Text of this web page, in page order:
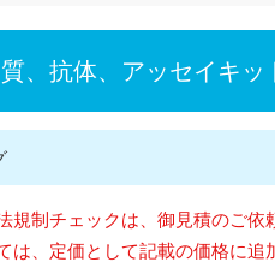
、抗体、アッセイキッ
規制チェックは、御見積のご依
は、定価として記載の価格に追